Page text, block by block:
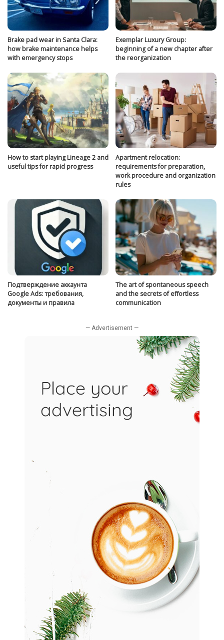
Brake pad wear in Santa Clara:
how brake maintenance helps
with emergency stops
Exemplar Luxury Group:
beginning of a new chapter after
the reorganization
How to start playing Lineage 2 and
useful tips for rapid progress
Apartment relocation:
requirements for preparation,
work procedure and organization
rules
Подтверждение аккаунта
Google Ads: требования,
документы и правила
The art of spontaneous speech
and the secrets of effortless
communication
— Advertisement —